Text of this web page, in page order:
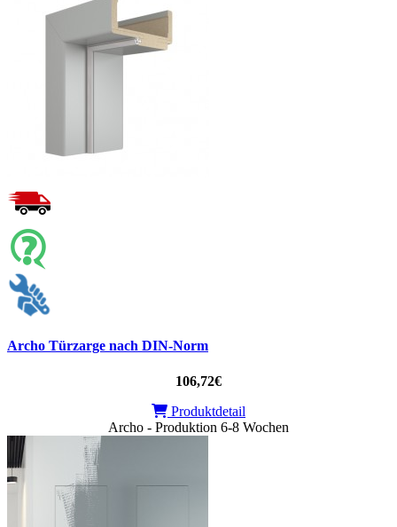
Archo Türzarge nach DIN-Norm
106,72€
Produktdetail
Archo - Produktion 6-8 Wochen